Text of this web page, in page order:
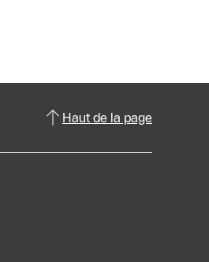
Haut de la page